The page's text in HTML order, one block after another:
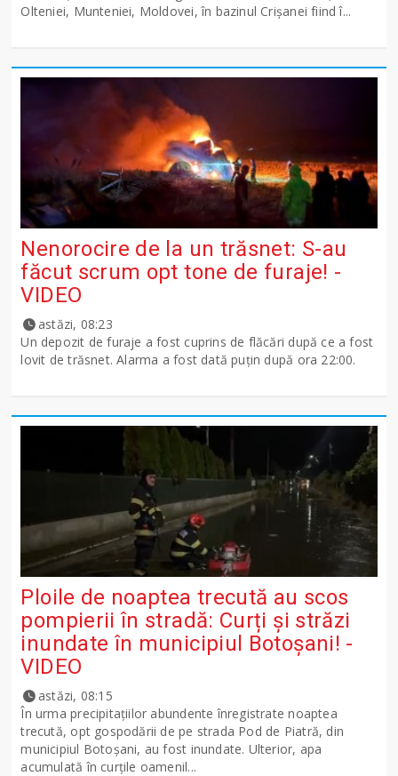
Olteniei, Munteniei, Moldovei, în bazinul Crişanei fiind î...
Nenorocire de la un trăsnet: S-au
făcut scrum opt tone de furaje! -
VIDEO
astăzi, 08:23
Un depozit de furaje a fost cuprins de flăcări după ce a fost
lovit de trăsnet. Alarma a fost dată puțin după ora 22:00.
Ploile de noaptea trecută au scos
pompierii în stradă: Curți și străzi
inundate în municipiul Botoșani! -
VIDEO
astăzi, 08:15
În urma precipitațiilor abundente înregistrate noaptea
trecută, opt gospodării de pe strada Pod de Piatră, din
municipiul Botoșani, au fost inundate. Ulterior, apa
acumulată în curțile oamenil...